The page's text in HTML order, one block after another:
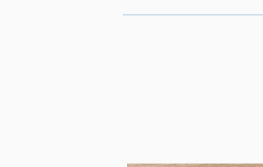
- Sistema de Resfriamento